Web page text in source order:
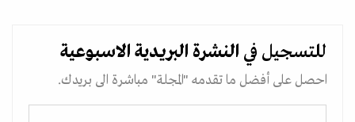
للتسجيل في النشرة البريدية الاسبوعية
احصل على أفضل ما تقدمه "المجلة" مباشرة الى بريدك.